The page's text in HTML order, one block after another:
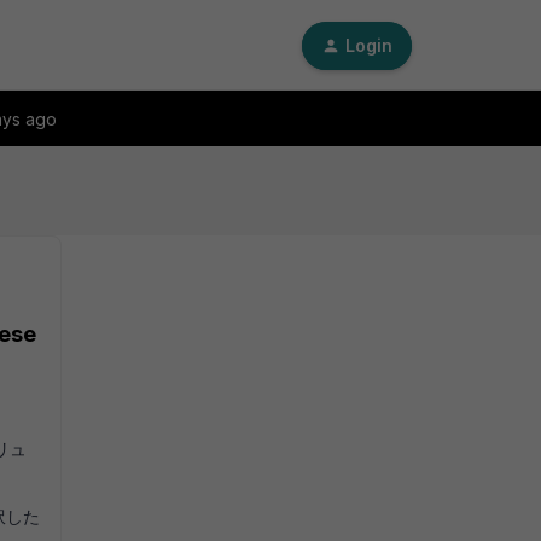
Login
ago
ュ
した